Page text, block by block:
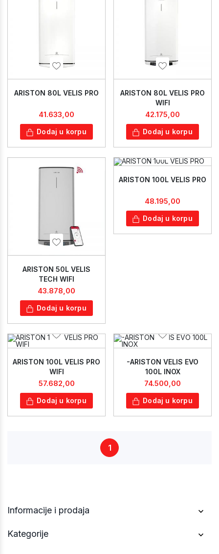
ARISTON 80L VELIS PRO
41.633,00
Dodaj u korpu
ARISTON 80L VELIS PRO
WIFI
42.175,00
Dodaj u korpu
ARISTON 50L VELIS
TECH WIFI
43.878,00
Dodaj u korpu
ARISTON 100L VELIS PRO
48.195,00
Dodaj u korpu
ARISTON 100L VELIS PRO
WIFI
57.682,00
Dodaj u korpu
-ARISTON VELIS EVO
100L INOX
74.500,00
Dodaj u korpu
1
Informacije i prodaja
Kategorije